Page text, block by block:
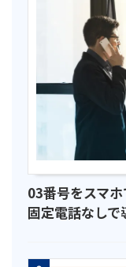
03番号をスマ
固定電話なし